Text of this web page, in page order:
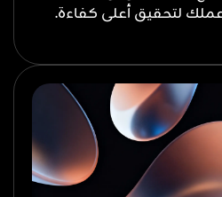
لتحقيق أعلى كفاءة.